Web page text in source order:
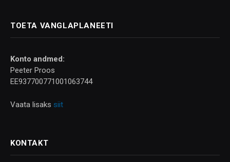
TOETA VANGLAPLANEETI
Konto andmed:
Peeter Proos
EE937700771001063744
Vaata lisaks siit
KONTAKT